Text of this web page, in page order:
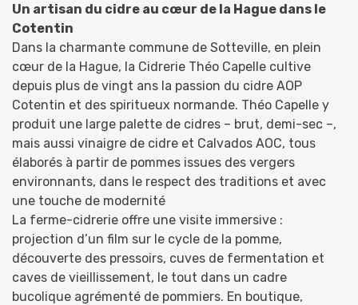
Un artisan du cidre au cœur de la Hague dans le
Cotentin
Dans la charmante commune de Sotteville, en plein
cœur de la Hague, la Cidrerie Théo Capelle cultive
depuis plus de vingt ans la passion du cidre AOP
Cotentin et des spiritueux normande. Théo Capelle y
produit une large palette de cidres – brut, demi-sec –,
mais aussi vinaigre de cidre et Calvados AOC, tous
élaborés à partir de pommes issues des vergers
environnants, dans le respect des traditions et avec
une touche de modernité
La ferme-cidrerie offre une visite immersive :
projection d’un film sur le cycle de la pomme,
découverte des pressoirs, cuves de fermentation et
caves de vieillissement, le tout dans un cadre
bucolique agrémenté de pommiers. En boutique,